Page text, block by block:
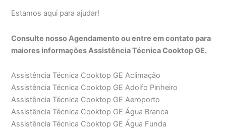
Estamos aqui para ajudar!
Consulte nosso Agendamento ou entre em contato para
maiores informações Assistência Técnica Cooktop GE.
Assistência Técnica Cooktop GE Aclimação
Assistência Técnica Cooktop GE Adolfo Pinheiro
Assistência Técnica Cooktop GE Aeroporto
Assistência Técnica Cooktop GE Água Branca
Assistência Técnica Cooktop GE Água Funda